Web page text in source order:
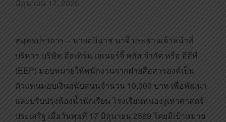
มิถุนายน 17, 2026
สมุทรปราการ – นายอบีนาช มาจี้ ประธานเจ้าหน้าที่
บริหาร บริษัท อีสเทิร์น เอเนอร์จี้ พลัส จำกัด หรือ อีอีพี
(EEP) มอบหมายให้พนักงานจากฝ่ายสื่อสารองค์เป็น
ตัวแทนมอบเงินสนับสนุนจำนวน 10,000 บาท เพื่อพัฒนา
และปรับปรุงห้องน้ำนักเรียน โรงเรียนหนองงูเห่าศาสตร์
ประเสริฐ เมื่อวันพุธที่ 17 มิถุนายน 2569 โดยมีเป้าหมาย